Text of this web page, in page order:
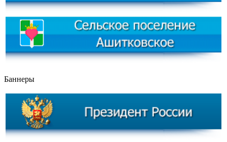
Баннеры